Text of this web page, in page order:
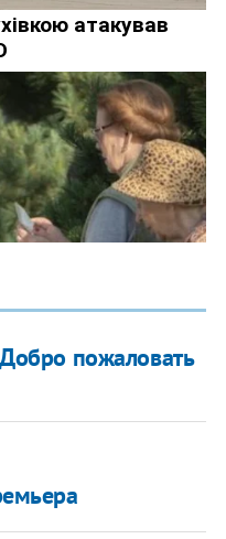
пожаловать